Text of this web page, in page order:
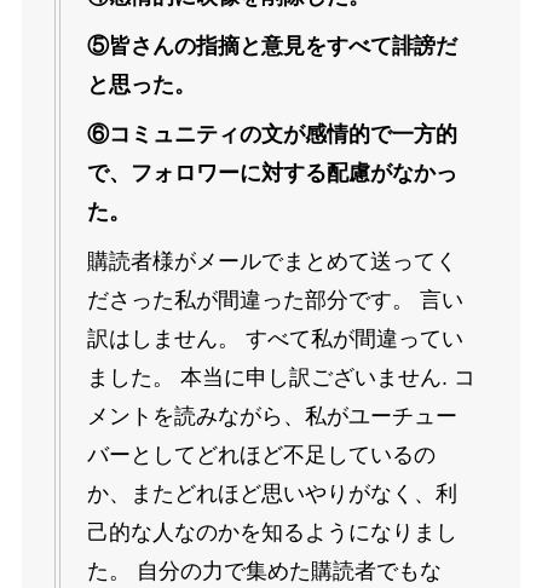
⑤皆さんの指摘と意見をすべて誹謗だ
と思った。
⑥コミュニティの文が感情的で一方的
で、フォロワーに対する配慮がなかっ
た。
購読者様がメールでまとめて送ってく
ださった私が間違った部分です。 言い
訳はしません。 すべて私が間違ってい
ました。 本当に申し訳ございません. コ
メントを読みながら、私がユーチュー
バーとしてどれほど不足しているの
か、またどれほど思いやりがなく、利
己的な人なのかを知るようになりまし
た。 自分の力で集めた購読者でもな